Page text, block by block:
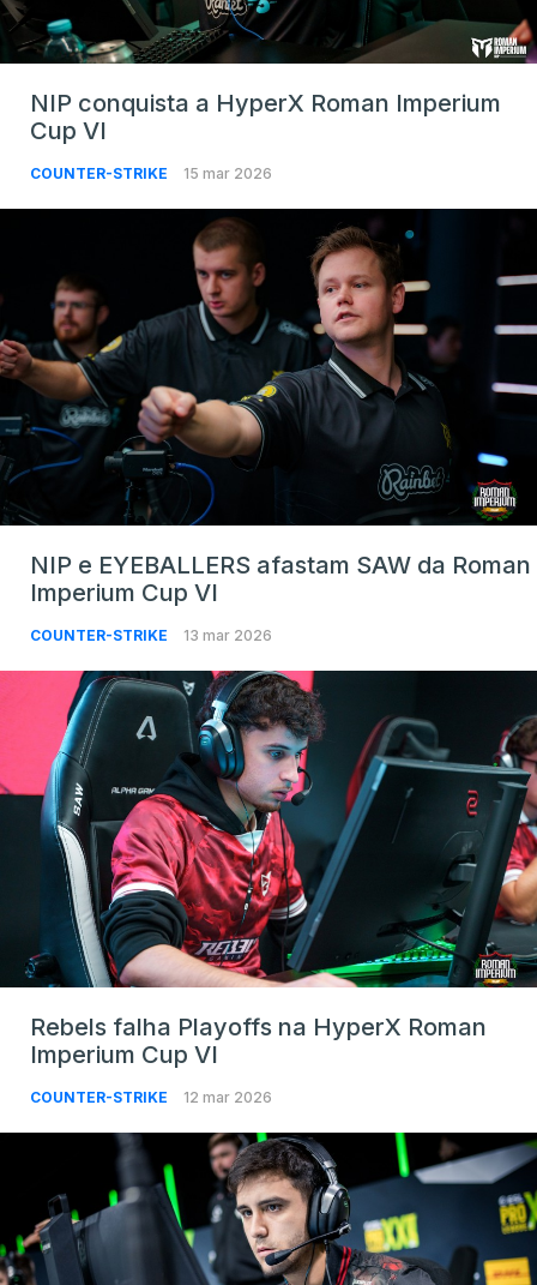
NIP conquista a HyperX Roman Imperium
Cup VI
COUNTER-STRIKE 15 mar 2026
NIP e EYEBALLERS afastam SAW da Roman
Imperium Cup VI
COUNTER-STRIKE 13 mar 2026
Rebels falha Playoffs na HyperX Roman
Imperium Cup VI
COUNTER-STRIKE 12 mar 2026